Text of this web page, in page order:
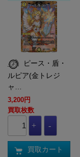
ルピア(金トレジ
ャ…
3,200円
買取枚数
買取カート